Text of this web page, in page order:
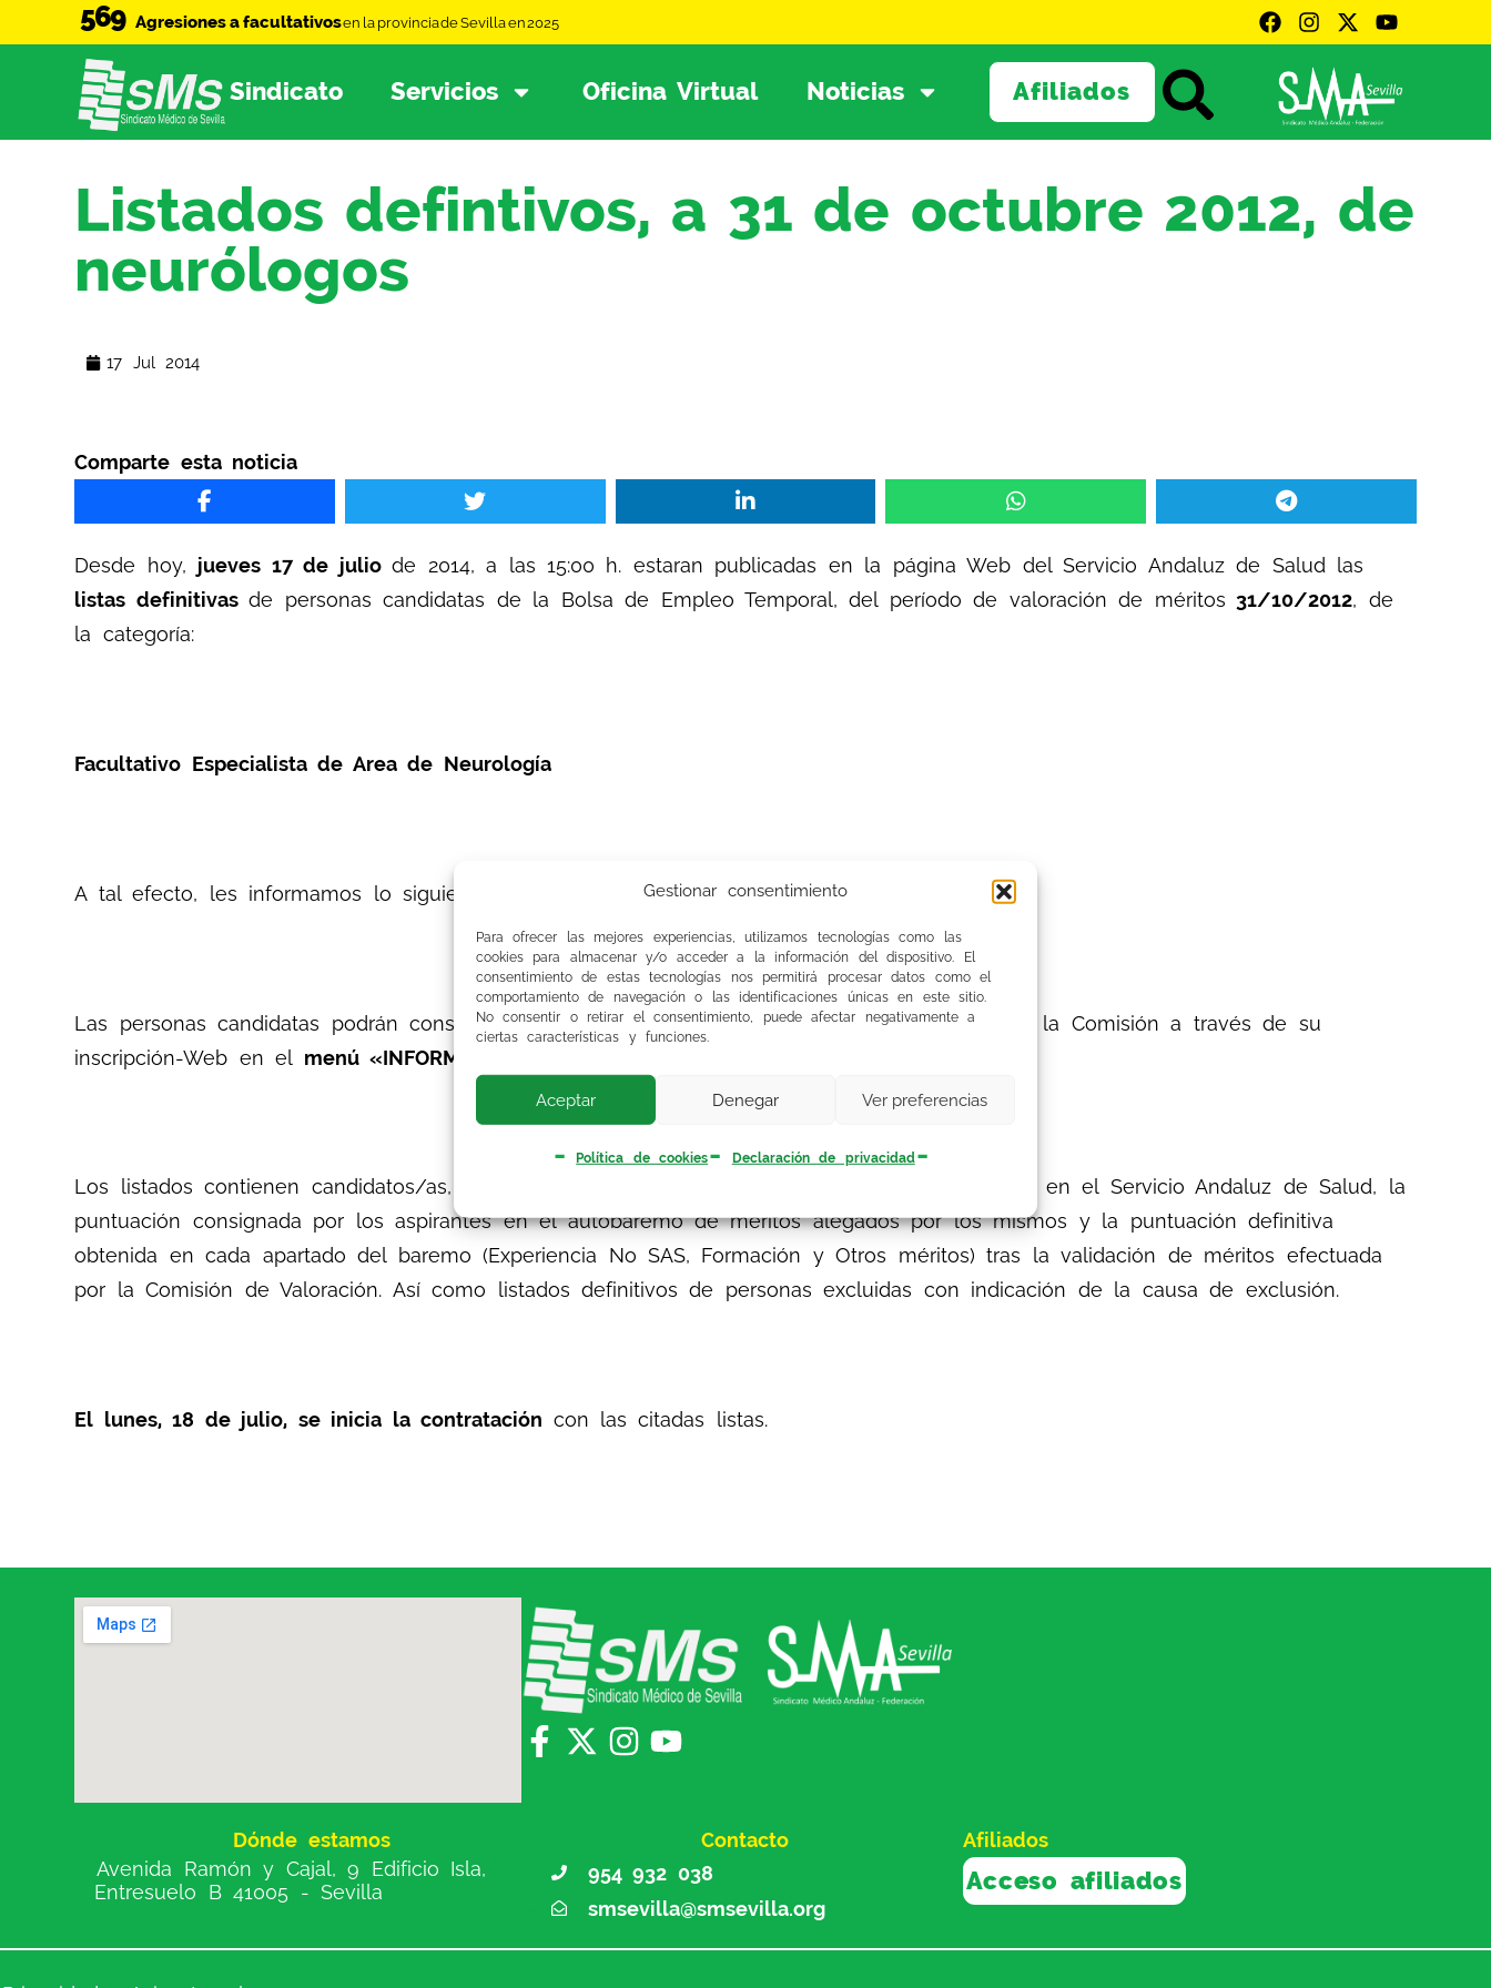
Gestionar consentimiento
Para ofrecer las mejores experiencias, utilizamos tecnologías como las
cookies para almacenar y/o acceder a la información del dispositivo. El
consentimiento de estas tecnologías nos permitirá procesar datos como el
comportamiento de navegación o las identificaciones únicas en este sitio.
No consentir o retirar el consentimiento, puede afectar negativamente a
ciertas características y funciones.
Aceptar Denegar Ver preferencias
Política de cookies Declaración de privacidad
Agresiones a facultativosen la provincia de Sevilla en 2025
569
Sindicato Servicios Oficina Virtual Noticias Afiliados
Listados defintivos, a 31 de octubre 2012, de
neurólogos
17 Jul 2014
Comparte esta noticia
Desde hoy, jueves 17de juliode 2014, a las 15:00 h. estaran publicadas en la página Web del Servicio Andaluz de Salud las
listas definitivasde personas candidatas de la Bolsa de Empleo Temporal, del período de valoración de méritos 31/10/2012, de
la categoría:
Facultativo Especialista de Area de Neurología
A tal efecto, les informamos lo siguiente:
Las personas candidatas podrán consultar la puntuación definitiva y los méritos valorados por la Comisión a través de su
inscripción-Web en el menú «INFORMES»
Los listados contienen candidatos/as, ordenados por baremo, con indicación de la experiencia en el Servicio Andaluz de Salud, la
puntuación consignada por los aspirantes en el autobaremo de méritos alegados por los mismos y la puntuación definitiva
obtenida en cada apartado del baremo (Experiencia No SAS, Formación y Otros méritos) tras la validación de méritos efectuada
por la Comisión de Valoración. Así como listados definitivos de personas excluidas con indicación de la causa de exclusión.
El lunes, 18 de julio, se inicia la contratación con las citadas listas.
Dónde estamos
Avenida Ramón y Cajal, 9 Edificio Isla,
Entresuelo B 41005 - Sevilla
Contacto
954 932 038
smsevilla@smsevilla.org
Afiliados
Acceso afiliados